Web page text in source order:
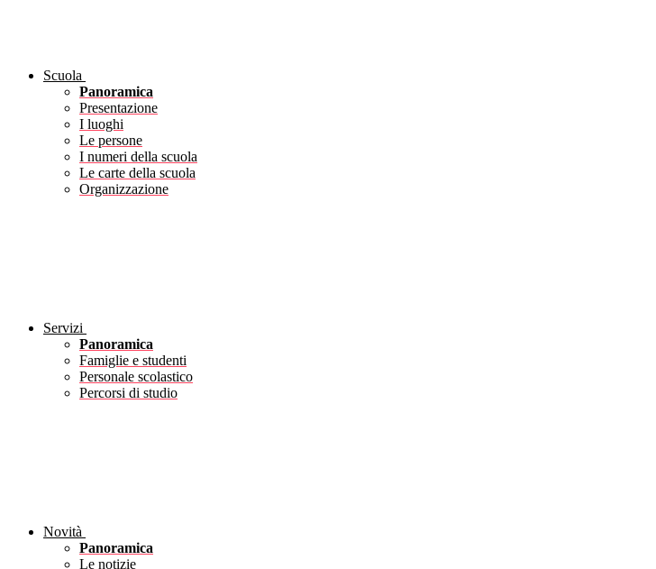
Scuola
Panoramica
Presentazione
I luoghi
Le persone
I numeri della scuola
Le carte della scuola
Organizzazione
Servizi
Panoramica
Famiglie e studenti
Personale scolastico
Percorsi di studio
Novità
Panoramica
Le notizie